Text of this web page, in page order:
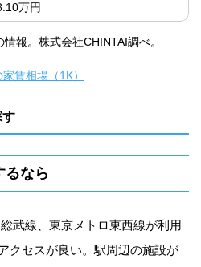
万円
報。株式会社CHINTAI調べ。
賃相場（1K）
す
るなら
武線、東京メトロ東西線が利用
クセスが良い。駅周辺の施設が